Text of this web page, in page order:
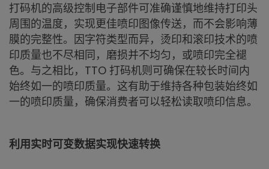
打码机的高级控制电子部件可准确谨慎地维持打印头
周围的温度，实现更佳喷印图像传送，而不会影响薄
膜的完整性。因字符类型而异，烫印和滚印技术的喷
印质量也不尽相同，磨损并不均匀，或喷印完全褪
色。与之相比，TTO 打码机则可确保在较长时间内
始终如一的喷印质量。这有助于维持各种包装始终如
一的喷印质量，确保消费者可以轻松读取喷印信息。
利用实时可变数据实现快速转换